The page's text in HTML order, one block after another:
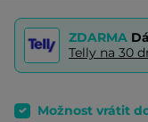
ZDARMA
Telly na 30
Možnost vrátit